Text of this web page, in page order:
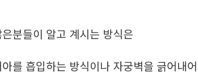
분들이 알고 계시는 방식은
를 흡입하는 방식이나 자궁벽을 긁어내어